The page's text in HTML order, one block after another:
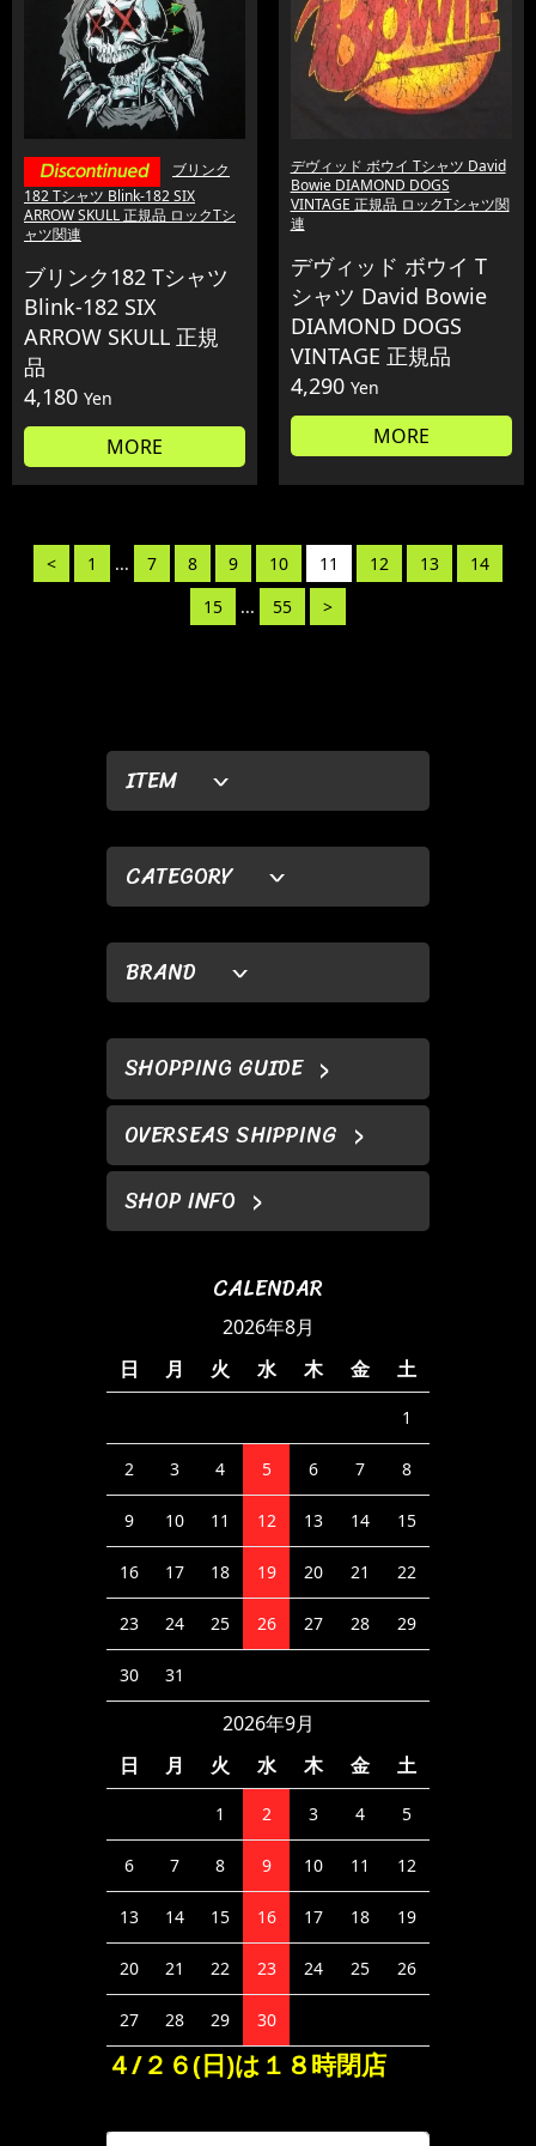
ITEM
CATEGORY
BRAND
SHOPPING GUIDE
OVERSEAS SHIPPING
SHOP INFO
CALENDAR
2026年8月
日
月 火 水 木 金 土
1
2 3 4 5 6 7 8
9 10 11 12 13 14 15
16 17 18 19 20 21 22
23 24 25 26 27 28 29
30 31
2026年9月
日
月 火 水 木 金 土
1 2 3 4 5
6 7 8 9 10 11 12
13 14 15 16 17 18 19
20 21 22 23 24 25 26
27 28 29 30
４/２６(日)は１８時閉店
ブリンク
182 Tシャツ Blink-182 SIX
ARROW SKULL 正規品 ロックTシ
ャツ関連
ブリンク182 Tシャツ
Blink-182 SIX
ARROW SKULL 正規
品
4,180 Yen
MORE
デヴィッド ボウイ Tシャツ David
Bowie DIAMOND DOGS
VINTAGE 正規品 ロックTシャツ関
連
デヴィッド ボウイ T
シャツ David Bowie
DIAMOND DOGS
VINTAGE 正規品
4,290 Yen
MORE
< 1 ... 7 8 9 10 11 12 13
14
15
... 55 >